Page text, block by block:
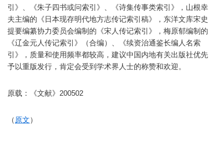
引》、《朱子四书或问索引》、《诗集传事类索引》，山根幸
夫主编的《日本现存明代地方志传记索引稿》，东洋文库宋史
提要编纂协力委员会编制的《宋人传记索引》，梅原郁编制的
《辽金元人传记索引》（合编）、《续资治通鉴长编人名索
引》，质量和使用频率都较高，建议中国内地有关出版社优先
予以重版发行，肯定会受到学术界人士的称赞和欢迎。
原载：《文献》200502
（ 原文）